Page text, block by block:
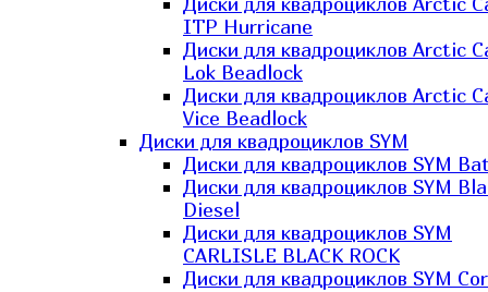
ITP Hurricane
Диски для квадроциклов Arctic
Lok Beadlock
Диски для квадроциклов Arctic
Vice Beadlock
Диски для квадроциклов SYM
Диски для квадроциклов SYM
Диски для квадроциклов SYM
Diesel
Диски для квадроциклов SYM
CARLISLE BLACK ROCK
Диски для квадроциклов SYM